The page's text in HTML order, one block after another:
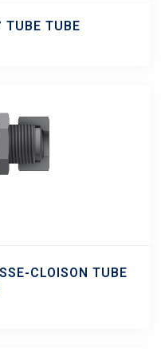
TUBE TUBE
CLOISON TUBE